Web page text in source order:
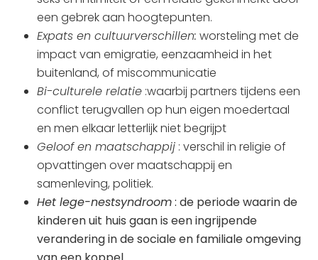
een gebrek aan hoogtepunten.
Expats en cultuurverschillen: worsteling met de
impact van emigratie, eenzaamheid in het
buitenland, of miscommunicatie
Bi-culturele relatie :waarbij partners tijdens een
conflict terugvallen op hun eigen moedertaal
en men elkaar letterlijk niet begrijpt
Geloof en maatschappij : verschil in religie of
opvattingen over maatschappij en
samenleving, politiek.
Het lege-nestsyndroom: de periode waarin de
kinderen uit huis gaan is een ingrijpende
verandering in de sociale en familiale omgeving